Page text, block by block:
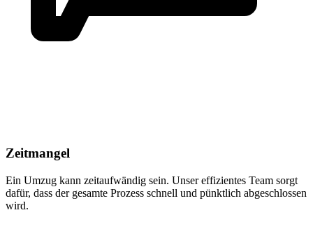
Zeitmangel
Ein Umzug kann zeitaufwändig sein. Unser effizientes Team sorgt
dafür, dass der gesamte Prozess schnell und pünktlich abgeschlossen
wird.